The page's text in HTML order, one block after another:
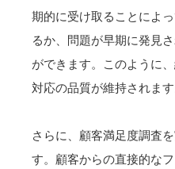
期的に受け取ることによ
るか、問題が早期に発見
ができます。このように
対応の品質が維持されます
さらに、顧客満足度調査
す。顧客からの直接的な